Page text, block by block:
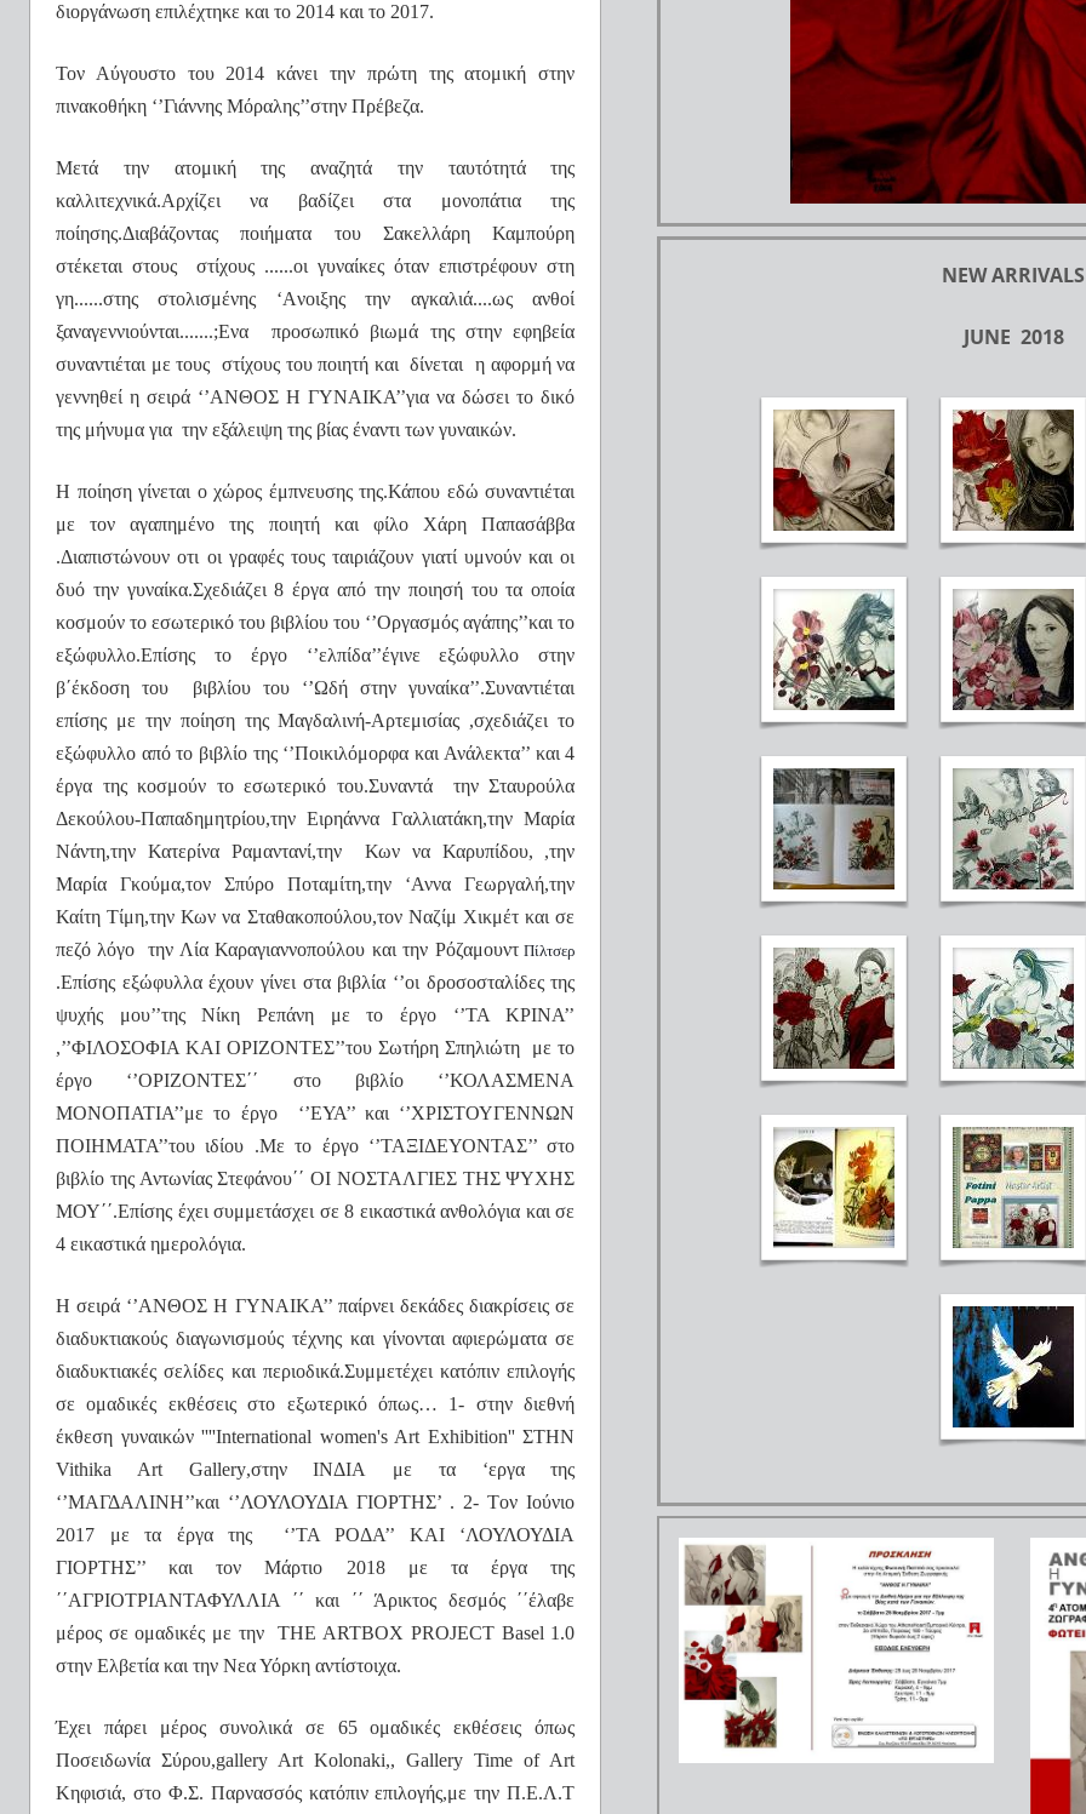
διοργάνωση επιλέχτηκε και το 2014 και το 2017.
Τον Αύγουστο του 2014 κάνει την πρώτη της ατομική στην
πινακοθήκη ‘’Γιάννης Μόραλης’’στην Πρέβεζα.
Μετά την ατομική της αναζητά την ταυτότητά της
καλλιτεχνικά.Αρχίζει να βαδίζει στα μονοπάτια της
ποίησης.Διαβάζοντας ποιήματα του Σακελλάρη Καμπούρη
στέκεται στους
στίχους ......οι γυναίκες όταν επιστρέφουν στη
γη......στης στολισμένης ‘Aνοιξης την αγκαλιά....ως ανθοί
ξαναγεννιούνται.......;Ενα
προσωπικό βιωμά της στην εφηβεία
συναντιέται με τους στίχους του ποιητή και δίνεται η αφορμή να
γεννηθεί η σειρά ‘’ΑΝΘΟΣ Η ΓΥΝΑΙΚΑ’’για να δώσει το δικό
της μήνυμα για την εξάλειψη της βίας έναντι των γυναικών.
Η ποίηση γίνεται ο χώρος έμπνευσης της.Κάπου εδώ συναντιέται
με τον αγαπημένο της ποιητή και φίλο Χάρη Παπασάββα
.Διαπιστώνουν οτι οι γραφές τους ταιριάζουν γιατί υμνούν και οι
δυό την γυναίκα.Σχεδιάζει 8 έργα από την ποιησή του τα οποία
κοσμούν το εσωτερικό του βιβλίου του ‘’Οργασμός αγάπης’’και το
εξώφυλλο.Επίσης το έργο ‘’ελπίδα’’έγινε εξώφυλλο στην
β΄έκδοση του
βιβλίου του ‘’Ωδή στην γυναίκα’’.Συναντιέται
επίσης με την ποίηση της Μαγδαλινή-Αρτεμισίας ,σχεδιάζει το
εξώφυλλο από το βιβλίο της ‘’Ποικιλόμορφα και Ανάλεκτα’’ και 4
έργα της κοσμούν το εσωτερικό του.Συναντά
την Σταυρούλα
Δεκούλου-Παπαδημητρίου,την Ειρηάννα Γαλλιατάκη,την Μαρία
Νάντη,την Κατερίνα Ραμαντανί,την
Κων να Καρυπίδου, ,την
Μαρία Γκούμα,τον Σπύρο Ποταμίτη,την ‘Αννα Γεωργαλή,την
Καίτη Τίμη,την Κων να Σταθακοπούλου,τον Ναζίμ Χικμέτ και σε
πεζό λόγο
την Λία Καραγιαννοπούλου και την ΡόζαμουντΠίλτσερ
.Επίσης εξώφυλλα έχουν γίνει στα βιβλία ‘’οι δροσοσταλίδες της
ψυχής μου’’της Νίκη Ρεπάνη με το έργο ‘’ΤΑ ΚΡΙΝΑ’’
,’’ΦΙΛΟΣΟΦΙΑ ΚΑΙ ΟΡΙΖΟΝΤΕΣ’’του Σωτήρη Σπηλιώτη
με το
έργο ‘’ΟΡΙΖΟΝΤΕΣ΄΄ στο βιβλίο ‘’ΚΟΛΑΣΜΕΝΑ
ΜΟΝΟΠΑΤΙΑ’’με το έργο
‘’ΕΥΑ’’ και ‘’ΧΡΙΣΤΟΥΓΕΝΝΩΝ
ΠΟΙΗΜΑΤΑ’’του ιδίου .Με το έργο ‘’ΤΑΞΙΔΕΥΟΝΤΑΣ’’ στο
βιβλίο της Αντωνίας Στεφάνου΄΄ ΟΙ ΝΟΣΤΑΛΓΙΕΣ ΤΗΣ ΨΥΧΗΣ
ΜΟΥ΄΄.Επίσης έχει συμμετάσχει σε 8 εικαστικά ανθολόγια και σε
4 εικαστικά ημερολόγια.
Η σειρά ‘’ΑΝΘΟΣ Η ΓΥΝΑΙΚΑ’’ παίρνει δεκάδες διακρίσεις σε
διαδυκτιακούς διαγωνισμούς τέχνης και γίνονται αφιερώματα σε
διαδυκτιακές σελίδες και περιοδικά.Συμμετέχει κατόπιν επιλογής
σε ομαδικές εκθέσεις στο εξωτερικό όπως… 1- στην διεθνή
έκθεση γυναικών ''''International women's Art Exhibition'' ΣΤΗΝ
Vithika
Art Gallery,στηνINΔIA με τα ‘εργα της
‘’ΜΑΓΔΑΛΙΝΗ’’και ‘’ΛΟΥΛΟΥΔΙΑ ΓΙΟΡΤΗΣ’ . 2-TονIούνιο
2017 με τα έργα της
‘’ΤΑ ΡΟΔΑ’’ ΚΑΙ ‘ΛΟΥΛΟΥΔΙΑ
ΓΙΟΡΤΗΣ’’ και τον Μάρτιο 2018 με τα έργα της
΄΄ΑΓΡΙΟΤΡΙΑΝΤΑΦΥΛΛΙΑ ΄΄ και ΄΄ Άρικτος δεσμός ΄΄έλαβε
μέρος σε ομαδικές με την
ΤΗΕARTBOX PROJECT Basel1.0
στην Ελβετία και την Νεα Υόρκη αντίστοιχα.
Έχει πάρει μέρος συνολικά σε 65 ομαδικές εκθέσεις όπως
Ποσειδωνία Σύρου,gallery Art Kolonaki,, Gallery Time of Art
Κηφισιά, στο Φ.Σ. Παρνασσός κατόπιν επιλογής,με την Π.Ε.Λ.Τ
NEW ARRIVALS
JUNE 2018